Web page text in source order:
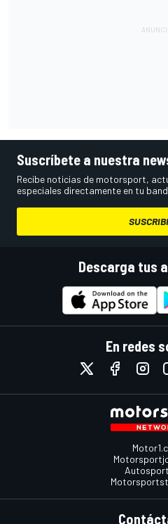
Suscríbete a nuestra
Recibe noticias de motorsport,
especiales directamente en tu
Descarga tus
En redes